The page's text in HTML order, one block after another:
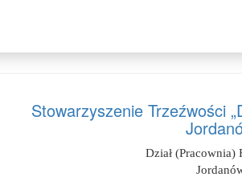
Stowarzyszenie Trzeźwości
Dział (Pracownia)